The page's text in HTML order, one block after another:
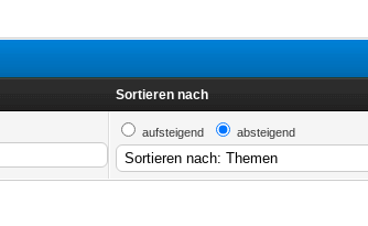
Sortieren nach
aufsteigend absteigend